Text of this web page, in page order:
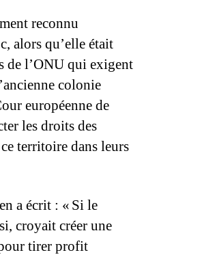
reconnu
alors qu’elle était
de l’ONU qui exigent
colonie
européenne de
les droits des
territoire dans leurs
a écrit : « Si le
croyait créer une
tirer profit